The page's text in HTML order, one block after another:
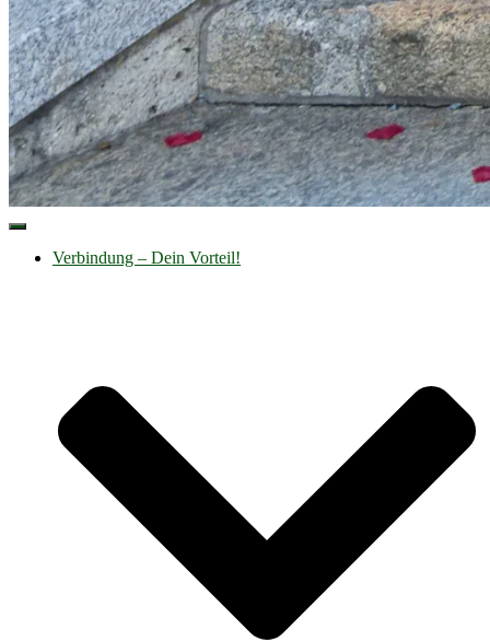
Navigation
umschalten
Verbindung – Dein Vorteil!